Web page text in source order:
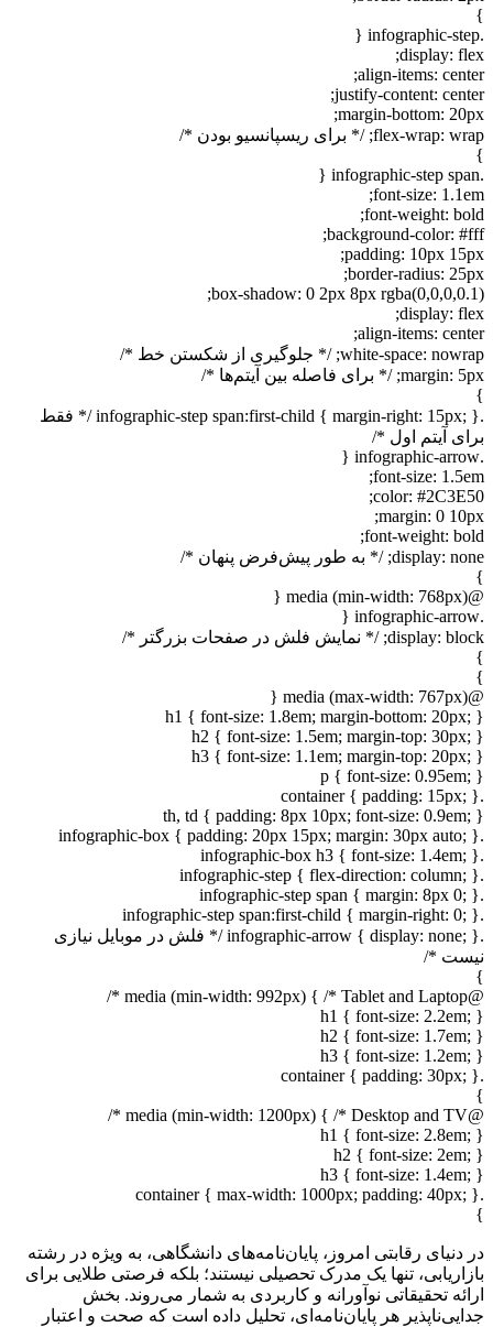
}
.infographic-step {
display: flex;
align-items: center;
justify-content: center;
margin-bottom: 20px;
flex-wrap: wrap; /* برای ریسپانسیو بودن */
}
.infographic-step span {
font-size: 1.1em;
font-weight: bold;
background-color: #fff;
padding: 10px 15px;
border-radius: 25px;
box-shadow: 0 2px 8px rgba(0,0,0,0.1);
display: flex;
align-items: center;
white-space: nowrap; /* جلوگیری از شکستن خط */
margin: 5px; /* برای فاصله بین آیتم‌ها */
}
.infographic-step span:first-child { margin-right: 15px; } /* فقط
برای آیتم اول */
.infographic-arrow {
font-size: 1.5em;
color: #2C3E50;
margin: 0 10px;
font-weight: bold;
display: none; /* به طور پیش‌فرض پنهان */
}
@media (min-width: 768px) {
.infographic-arrow {
display: block; /* نمایش فلش در صفحات بزرگتر */
}
}
@media (max-width: 767px) {
h1 { font-size: 1.8em; margin-bottom: 20px; }
h2 { font-size: 1.5em; margin-top: 30px; }
h3 { font-size: 1.1em; margin-top: 20px; }
p { font-size: 0.95em; }
.container { padding: 15px; }
th, td { padding: 8px 10px; font-size: 0.9em; }
.infographic-box { padding: 20px 15px; margin: 30px auto; }
.infographic-box h3 { font-size: 1.4em; }
.infographic-step { flex-direction: column; }
.infographic-step span { margin: 8px 0; }
.infographic-step span:first-child { margin-right: 0; }
.infographic-arrow { display: none; } /* فلش در موبایل نیازی
نیست */
}
@media (min-width: 992px) { /* Tablet and Laptop */
h1 { font-size: 2.2em; }
h2 { font-size: 1.7em; }
h3 { font-size: 1.2em; }
.container { padding: 30px; }
}
@media (min-width: 1200px) { /* Desktop and TV */
h1 { font-size: 2.8em; }
h2 { font-size: 2em; }
h3 { font-size: 1.4em; }
.container { max-width: 1000px; padding: 40px; }
}
در دنیای رقابتی امروز، پایان‌نامه‌های دانشگاهی، به ویژه در رشته
بازاریابی، تنها یک مدرک تحصیلی نیستند؛ بلکه فرصتی طلایی برای
ارائه تحقیقاتی نوآورانه و کاربردی به شمار می‌روند. بخش
جدایی‌ناپذیر هر پایان‌نامه‌ای، تحلیل داده است که صحت و اعتبار